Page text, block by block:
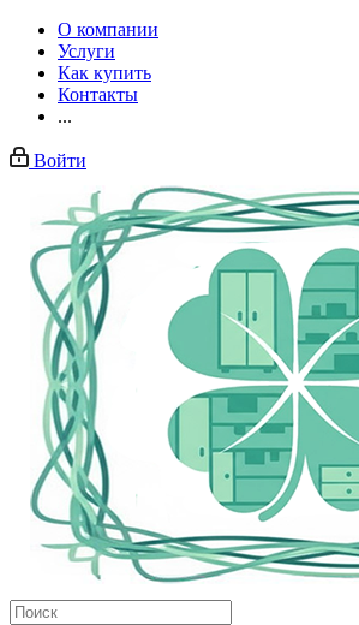
О компании
Услуги
Как купить
Контакты
...
Войти